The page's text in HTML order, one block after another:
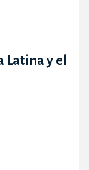
Latina y el